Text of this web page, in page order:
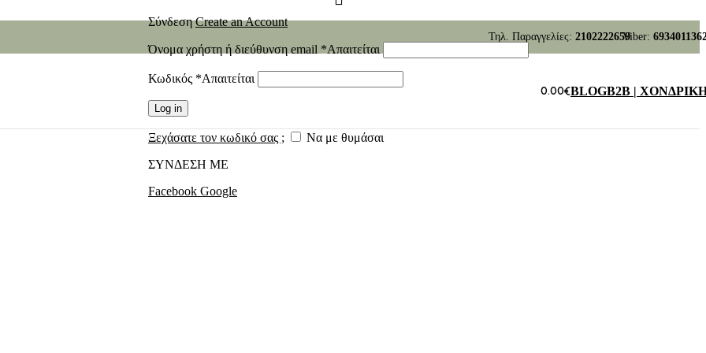
Τηλ. Παραγγελίες: 2102222659Viber:
ΣύνδεσηCreate an Account
Όνομα χρήστη ή διεύθυνση email *Απαιτείται
Κωδικός *Απαιτείται
Log in
Ξεχάσατε τον κωδικό σας ;
Να με θυμάσαι
ΣΥΝΔΕΣΗ ΜΕ
Facebook Google
0.00€BLOGB2B |